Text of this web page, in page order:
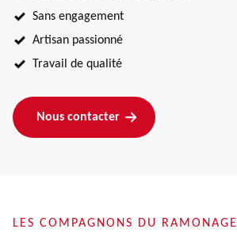
Sans engagement
Artisan passionné
Travail de qualité
Nous contacter
LES COMPAGNONS DU RAMONAGE